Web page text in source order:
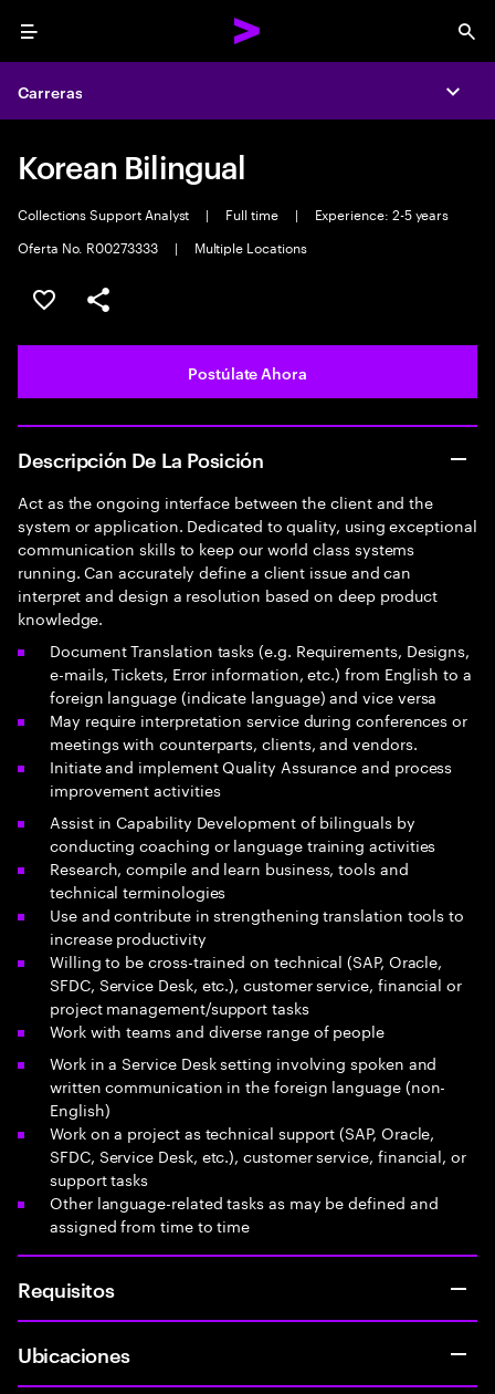
Menu
Carreras
Korean Bilingual
Collections Support Analyst | Full time |
Experience: 2-5 years
Oferta No. R00273333
| Multiple Locations
Guardar este empleo
Compartir este empleo
Postúlate Ahora
Descripción De La Posición
Act as the ongoing interface between the client and the
system or application. Dedicated to quality, using exceptional
communication skills to keep our world class systems
running. Can accurately define a client issue and can
interpret and design a resolution based on deep product
knowledge.
Document Translation tasks (e.g. Requirements, Designs,
e-mails, Tickets, Error information, etc.) from English to a
foreign language (indicate language) and vice versa
May require interpretation service during conferences or
meetings with counterparts, clients, and vendors.
Initiate and implement Quality Assurance and process
improvement activities
Assist in Capability Development of bilinguals by
conducting coaching or language training activities
Research, compile and learn business, tools and
technical terminologies
Use and contribute in strengthening translation tools to
increase productivity
Willing to be cross-trained on technical (SAP, Oracle,
SFDC, Service Desk, etc.), customer service, financial or
project management/support tasks
Work with teams and diverse range of people
Work in a Service Desk setting involving spoken and
written communication in the foreign language (non-
English)
Work on a project as technical support (SAP, Oracle,
SFDC, Service Desk, etc.), customer service, financial, or
support tasks
Other language-related tasks as may be defined and
assigned from time to time
Requisitos
Ubicaciones